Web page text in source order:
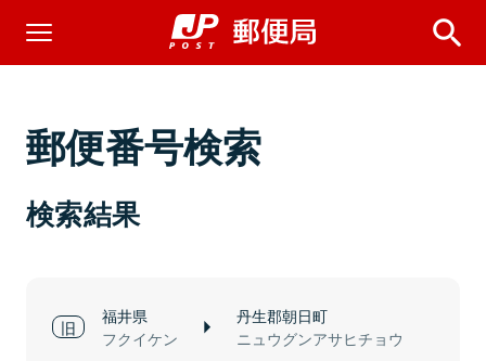
郵便番号検索
検索結果
福井県
フクイケン
丹生郡朝日町
ニュウグンアサヒチョウ